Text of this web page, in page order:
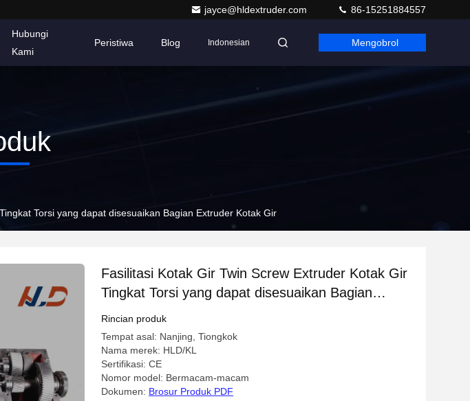
jayce@hldextruder.com 86-15251884557
Hubungi
Kami
Peristiwa Blog Indonesian Mengobrol
Torsi yang dapat disesuaikan Bagian Extruder Kotak Gir
Fasilitasi Kotak Gir Twin Screw Extruder Kotak Gir
Tingkat Torsi yang dapat disesuaikan Bagian
Extruder Kotak Gir
Rincian produk
Tempat asal: Nanjing, Tiongkok
Nama merek: HLD/KL
Sertifikasi: CE
Nomor model: Bermacam-macam
Dokumen: Brosur Produk PDF